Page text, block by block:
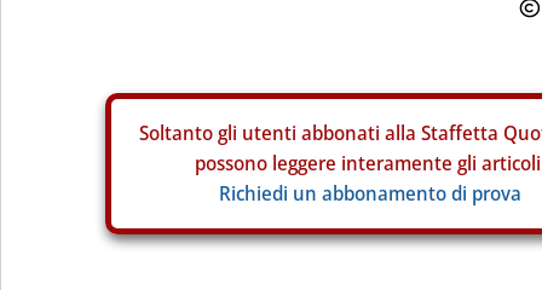
Soltanto gli utenti abbonati alla Staffetta
possono leggere interamente gli
Richiedi un abbonamento di prova